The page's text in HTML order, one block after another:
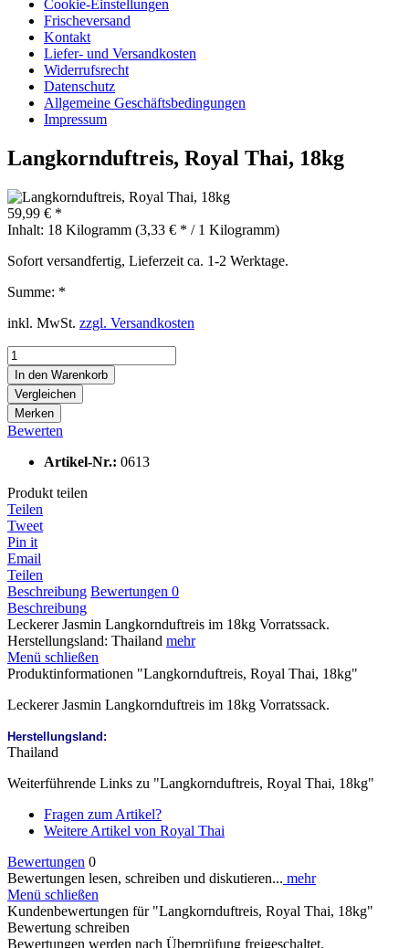
Cookie-Einstellungen
Frischeversand
Kontakt
Liefer- und Versandkosten
Widerrufsrecht
Datenschutz
Allgemeine Geschäftsbedingungen
Impressum
Langkornduftreis, Royal Thai, 18kg
59,99 € *
Inhalt: 18 Kilogramm (3,33 € * / 1 Kilogramm)
Sofort versandfertig, Lieferzeit ca. 1-2 Werktage.
Summe: *
inkl. MwSt. zzgl. Versandkosten
In den Warenkorb
Vergleichen
Merken
Bewerten
Artikel-Nr.: 0613
Produkt teilen
Teilen
Tweet
Pin it
Email
Teilen
Beschreibung Bewertungen 0
Beschreibung
Leckerer Jasmin Langkornduftreis im 18kg Vorratssack.
Herstellungsland: Thailand mehr
Menü schließen
Produktinformationen "Langkornduftreis, Royal Thai, 18kg"
Leckerer Jasmin Langkornduftreis im 18kg Vorratssack.
Herstellungsland:
Thailand
Weiterführende Links zu "Langkornduftreis, Royal Thai, 18kg"
Fragen zum Artikel?
Weitere Artikel von Royal Thai
Bewertungen 0
Bewertungen lesen, schreiben und diskutieren... mehr
Menü schließen
Kundenbewertungen für "Langkornduftreis, Royal Thai, 18kg"
Bewertung schreiben
Bewertungen werden nach Überprüfung freigeschaltet.